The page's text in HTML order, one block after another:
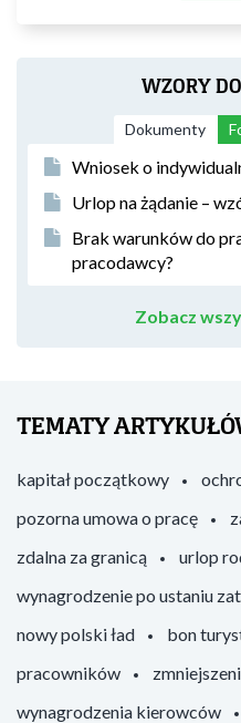
WZORY
Dokumenty
Wniosek o
Urlop na żądanie –
Brak warunków do
pracodawcy?
Zobacz
TEMATY
kapitał początkowy
pozorna umowa o pracę
zdalna za granicą
urlop
wynagrodzenie po ustaniu
nowy polski ład
bon
pracowników
wynagrodzenia kierowców